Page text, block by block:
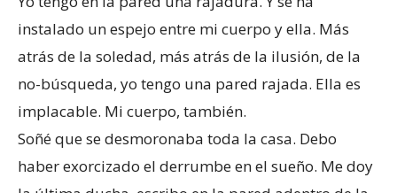
instalado un espejo entre mi cuerpo y ella. Más
atrás de la soledad, más atrás de la ilusión, de la
no-búsqueda, yo tengo una pared rajada. Ella es
implacable. Mi cuerpo, también.
Soñé que se desmoronaba toda la casa. Debo
haber exorcizado el derrumbe en el sueño. Me doy